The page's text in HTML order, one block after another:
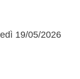
19/05/2026